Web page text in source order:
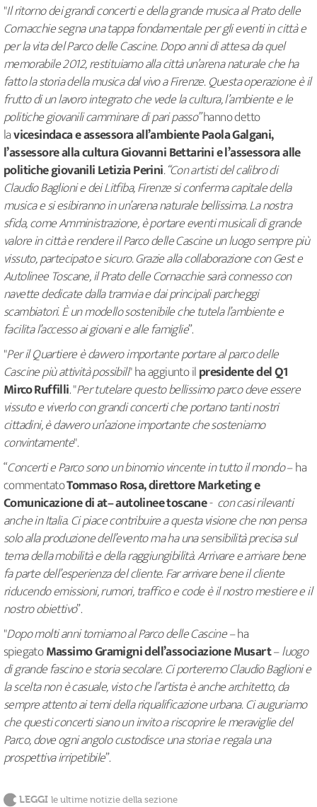
"Il ritorno dei grandi concerti e della grande musica al Prato delle
Cornacchie segna una tappa fondamentale per gli eventi in città e
per la vita del Parco delle Cascine. Dopo anni di attesa da quel
memorabile 2012, restituiamo alla città un’arena naturale che ha
fatto la storia della musica dal vivo a Firenze. Questa operazione è il
frutto di un lavoro integrato che vede la cultura, l’ambiente e le
politiche giovanili camminare di pari passo”hanno detto
lavicesindaca e assessora all’ambiente Paola Galgani,
l’assessore alla cultura Giovanni Bettarini e l’assessora alle
politiche giovanili Letizia Perini. “Con artisti del calibro di
Claudio Baglioni e dei Litfiba, Firenze si conferma capitale della
musica e si esibiranno in un’arena naturale bellissima. La nostra
sfida, come Amministrazione, è portare eventi musicali di grande
valore in città e rendere il Parco delle Cascine un luogo sempre più
vissuto, partecipato e sicuro. Grazie alla collaborazione con Gest e
Autolinee Toscane, il Prato delle Cornacchie sarà connesso con
navette dedicate dalla tramvia e dai principali parcheggi
scambiatori. È un modello sostenibile che tutela l’ambiente e
facilita l’accesso ai giovani e alle famiglie”.
"Per il Quartiere è davvero importante portare al parco delle
Cascine più attività possibili" ha aggiunto ilpresidente del Q1
Mirco Ruffilli. "Per tutelare questo bellissimo parco deve essere
vissuto e viverlo con grandi concerti che portano tanti nostri
cittadini, è davvero un’azione importante che sosteniamo
convintamente".
“Concerti e Parco sono un binomio vincente in tutto il mondo– ha
commentatoTommaso Rosa, direttore Marketing e
Comunicazione di at– autolinee toscane- con casi rilevanti
anche in Italia. Ci piace contribuire a questa visione che non pensa
solo alla produzione dell’evento ma ha una sensibilità precisa sul
tema della mobilità e della raggiungibilità. Arrivare e arrivare bene
fa parte dell’esperienza del cliente. Far arrivare bene il cliente
riducendo emissioni, rumori, traffico e code è il nostro mestiere e il
nostro obiettivo”.
"Dopo molti anni torniamo al Parco delle Cascine– ha
spiegatoMassimo Gramigni dell’associazione Musart–luogo
di grande fascino e storia secolare. Ci porteremo Claudio Baglioni e
la scelta non è casuale, visto che l’artista è anche architetto, da
sempre attento ai temi della riqualificazione urbana. Ci auguriamo
che questi concerti siano un invito a riscoprire le meraviglie del
Parco, dove ogni angolo custodisce una storia e regala una
prospettiva irripetibile”.
LEGGI le ultime notizie della sezione